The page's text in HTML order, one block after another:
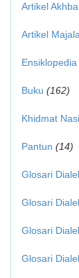
Artikel
Artikel
Ensiklopedia
Buku (162)
Khidmat
Pantun (14)
Glosari
Glosari
Glosari
Glosari